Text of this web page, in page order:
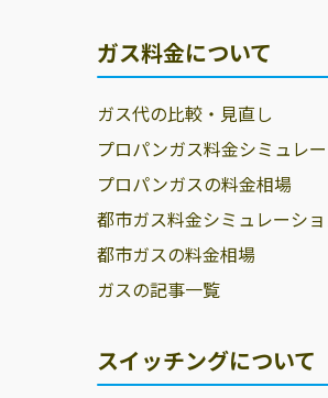
ガス料金について
ガス代の比較・見直し
プロパンガス料金シミュレ
プロパンガスの料金相場
都市ガス料金シミュレーシ
都市ガスの料金相場
ガスの記事一覧
スイッチングについて